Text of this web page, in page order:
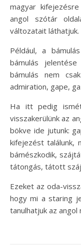
magyar
angol szótár
változatait láthatjuk.
Például, a
bámulás
bámulás nem
admiration, gape,
Ha itt pedig
visszakerülünk az
bökve ide jutunk:
kifejezést találunk,
bámészkodik,
tátongás, tátott
Ezeket az oda-
hogy mi a staring
tanulhatjuk az angol